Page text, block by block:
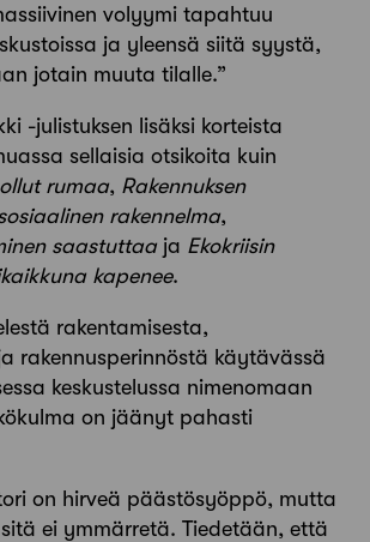
volyymi tapahtuu
ja yleensä siitä syystä,
jotain muuta tilalle.”
-julistuksen lisäksi korteista
sellaisia otsikoita kuin
rumaa, Rakennuksen
rakennelma,
saastuttaa ja Ekokriisin
kapenee.
rakentamisesta,
rakennusperinnöstä käytävässä
keskustelussa nimenomaan
on jäänyt pahasti
on hirveä päästö­syöppö, mutta
ei ymmärretä. Tiedetään, että